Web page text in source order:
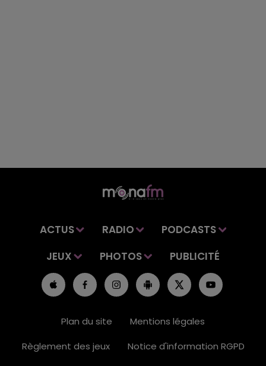
ACTUS RADIO
PODCASTS
JEUX
PHOTOS PUBLICITÉ
Plan du site
Mentions légales
Règlement des jeux
Notice d'information RGPD